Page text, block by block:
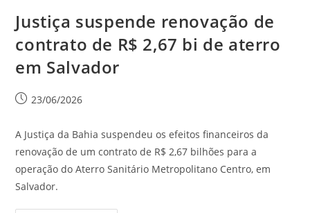
Justiça suspende renovação de
contrato de R$ 2,67 bi de aterro
em Salvador
23/06/2026
A Justiça da Bahia suspendeu os efeitos financeiros da
renovação de um contrato de R$ 2,67 bilhões para a
operação do Aterro Sanitário Metropolitano Centro, em
Salvador.